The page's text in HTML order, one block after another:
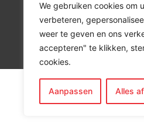
We gebruiken cookies om
verbeteren,
weer te geven en ons
accepteren" te klikken,
cookies.
Aanpassen Alles